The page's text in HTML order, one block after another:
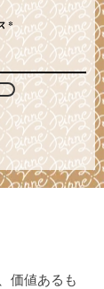
価値あるも